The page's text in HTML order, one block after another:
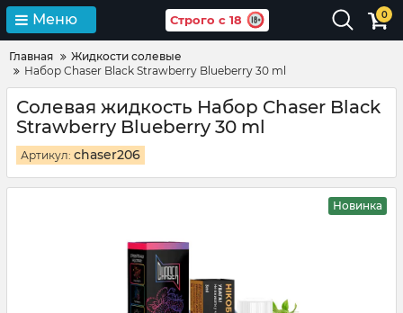
Меню Строго с 18 0
Главная
Жидкости солевые
Набор Chaser Black Strawberry Blueberry 30 ml
Солевая жидкость Набор Chaser Black
Strawberry Blueberry 30 ml
Артикул: chaser206
Новинка